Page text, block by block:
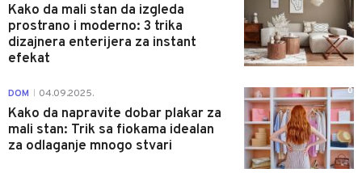
Kako da mali stan da izgleda
prostrano i moderno: 3 trika
dizajnera enterijera za instant
efekat
DOM 04.09.2025.
Kako da napravite dobar plakar za
mali stan: Trik sa fiokama idealan
za odlaganje mnogo stvari
0